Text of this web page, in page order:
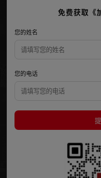
免费获取《
您的姓名
您的电话